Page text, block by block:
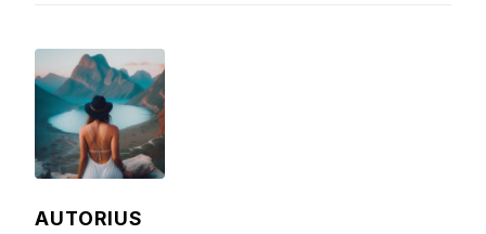
AUTORIUS